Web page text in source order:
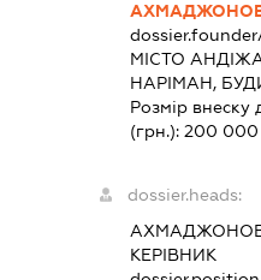
АХМАДЖОНОВ
МІСТО
НАРІМАН,
Розмір внеску
(грн.):200 000
dossier.heads:
АХМАДЖОНОВ
КЕРІВНИК